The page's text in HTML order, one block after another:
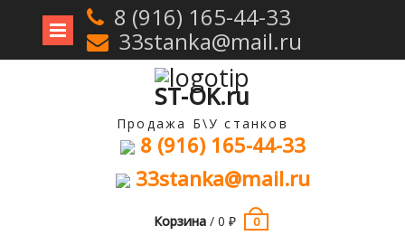
Перейти
8 (916) 165-44-33
33stanka@mail.ru
ST-OK.ru
Продажа Б\У станков
8 (916) 165-44-33
33stanka@mail.ru
Корзина/ 0 ₽ 0